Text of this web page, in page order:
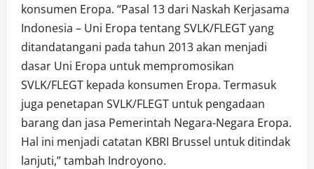
konsumen Eropa. “Pasal 13 dari Naskah Kerjasama
Indonesia – Uni Eropa tentang SVLK/FLEGT yang
ditandatangani pada tahun 2013 akan menjadi
dasar Uni Eropa untuk mempromosikan
SVLK/FLEGT kepada konsumen Eropa. Termasuk
juga penetapan SVLK/FLEGT untuk pengadaan
barang dan jasa Pemerintah Negara-Negara Eropa.
Hal ini menjadi catatan KBRI Brussel untuk ditindak
lanjuti,” tambah Indroyono.